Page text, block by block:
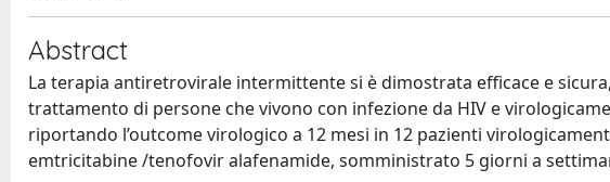
Abstract
La terapia antiretrovirale intermittente si è dimostrata efficace e
trattamento di persone che vivono con infezione da HIV e
riportando l’outcome virologico a 12 mesi in 12 pazienti
emtricitabine /tenofovir alafenamide, somministrato 5 giorni a